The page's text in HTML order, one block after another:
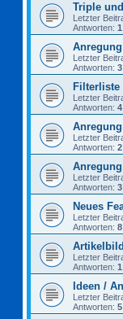
Triple
Letzter
Antworten: 1
Letzter
Antworten: 3
Filterliste
Letzter
Antworten: 4
Letzter
Antworten: 2
Anregung
Letzter
Antworten: 3
Neues
Letzter
Antworten: 8
Letzter
Antworten: 1
Ideen /
Letzter
Antworten: 5